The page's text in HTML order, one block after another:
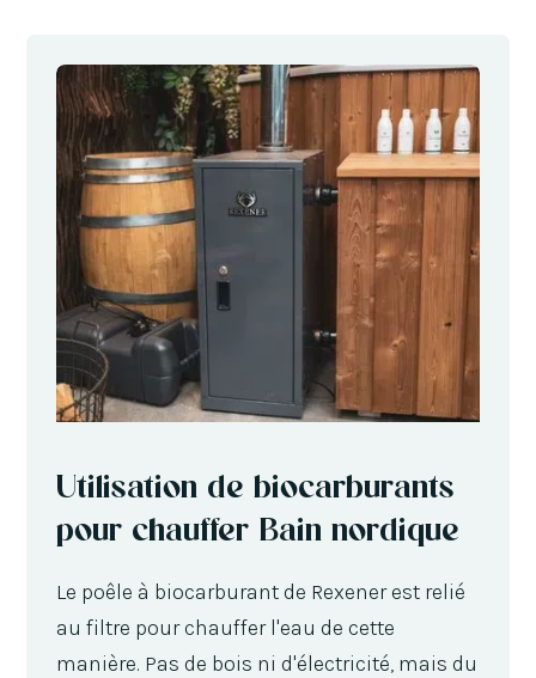
Utilisation de biocarburants
pour chauffer Bain nordique
Le poêle à biocarburant de Rexener est relié
au filtre pour chauffer l'eau de cette
manière. Pas de bois ni d'électricité, mais du